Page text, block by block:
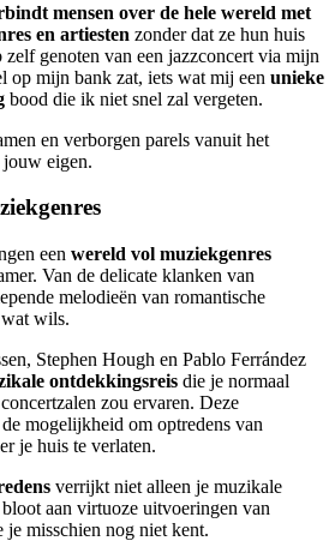
mensen over de hele wereld met
en artiesten zonder dat ze hun huis
genoten van een jazzconcert via mijn
op mijn bank zat, iets wat mij een unieke
bood die ik niet snel zal vergeten.
en verborgen parels vanuit het
eigen.
een wereld vol muziekgenres
Van de delicate klanken van
melodieën van romantische
wils.
Stephen Hough en Pablo Ferrández
ontdekkingsreis die je normaal
zou ervaren. Deze
mogelijkheid om optredens van
je huis te verlaten.
verrijkt niet alleen je muzikale
aan virtuoze uitvoeringen van
je misschien nog niet kent.